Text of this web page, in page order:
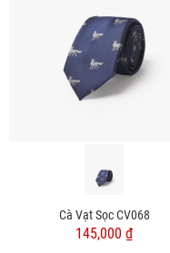
Cà Vạt Sọc CV068
145,000 ₫